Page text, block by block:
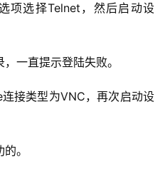
项选择Telnet，然后启动设
一直提示登陆失败。
接类型为VNC，再次启动设
。